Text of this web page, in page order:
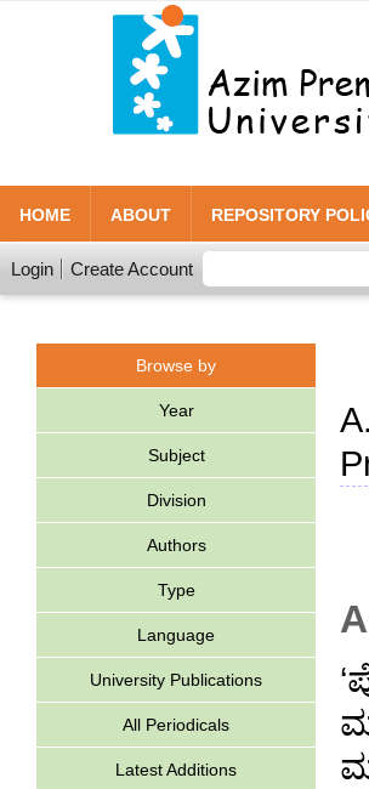
HOME ABOUT REPOSITORY
Login Create Account
Browse by
Year
Subject
Division
Authors
Type
Language
University Publications
All Periodicals
Latest Additions